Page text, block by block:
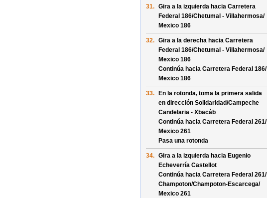
31. Gira a la izquierda hacia Carretera
Federal 186/Chetumal - Villahermosa/
Mexico 186
32. Gira a la derecha hacia Carretera
Federal 186/Chetumal - Villahermosa/
Mexico 186
Continúa hacia Carretera Federal 186/
Mexico 186
33. En la rotonda, toma la primera salida
en dirección Solidaridad/Campeche
Candelaria - Xbacáb
Continúa hacia Carretera Federal 261/
Mexico 261
Pasa una rotonda
34. Gira a la izquierda hacia Eugenio
Echeverría Castellot
Continúa hacia Carretera Federal 261/
Champoton/Champoton-Escarcega/
Mexico 261